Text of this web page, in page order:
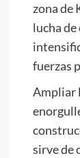
zona de
lucha
fuerzas
Ampliar
sirve de